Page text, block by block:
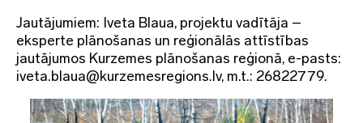
Jautājumiem: Iveta Blaua, projektu vadītāja –
eksperte plānošanas un reģionālās attīstības
jautājumos Kurzemes plānošanas reģionā, e-pasts:
iveta.blaua@kurzemesregions.lv, m.t.: 26822779.